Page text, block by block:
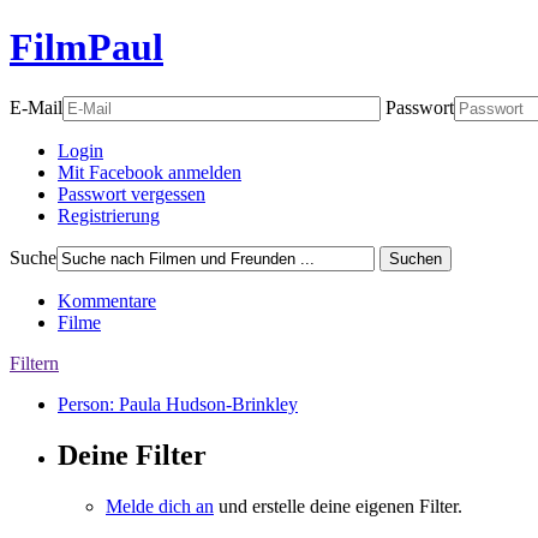
FilmPaul
E-Mail Passwort
Login
Mit Facebook anmelden
Passwort vergessen
Registrierung
Suche Suchen
Kommentare
Filme
Filtern
Person: Paula Hudson-Brinkley
Deine Filter
Melde dich an und erstelle deine eigenen Filter.